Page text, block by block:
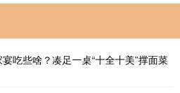
吃些啥？凑足一桌“十全十美”撑面菜